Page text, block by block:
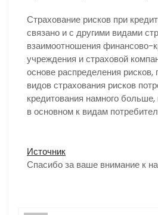
Страхование рисков при
связано и с другими видами
взаимоотношения финансово-
учреждения и страховой
основе распределения рисков,
видов страхования рисков
кредитования намного
в основном к видам
Источник
Спасибо за ваше внимание к